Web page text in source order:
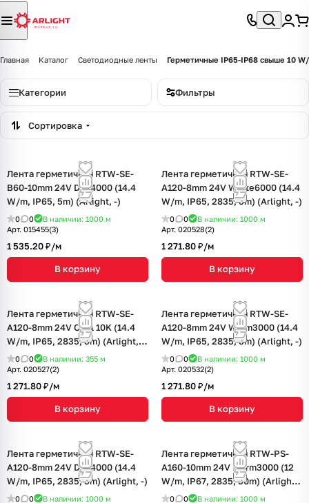
Главная Каталог Светодиодные ленты Герметичные IP65-IP68 свыше 10
Категории Фильтры
Сортировка
Лента герметичная RTW-SE-
B60-10mm 24V Day4000 (14.4
W/m, IP65, 5m) (Arlight, -)
0 0 В наличии: 1000 м
Арт. 015455(3)
1 535.20 ₽/м
В корзину
Лента герметичная RTW-SE-
A120-8mm 24V White6000 (14.4
W/m, IP65, 2835, 5m) (Arlight, -)
0 0 В наличии: 1000 м
Арт. 020528(2)
1 271.80 ₽/м
В корзину
Лента герметичная RTW-SE-
A120-8mm 24V Cool 10K (14.4
W/m, IP65, 2835, 5m) (Arlight,
14.4 Вт/м, IP65)
0 0 В наличии: 355 м
Арт. 020527(2)
1 271.80 ₽/м
В корзину
Лента герметичная RTW-SE-
A120-8mm 24V Warm3000 (14.4
W/m, IP65, 2835, 5m) (Arlight, -)
0 0 В наличии: 1000 м
Арт. 020532(2)
1 271.80 ₽/м
В корзину
Лента герметичная RTW-SE-
A120-8mm 24V Day4000 (14.4
W/m, IP65, 2835, 5m) (Arlight, -)
0 0 В наличии: 1000 м
Лента герметичная RTW-PS-
A160-10mm 24V Warm3000 (12
W/m, IP67, 2835, 50m) (Arlight,
12 Вт/м, IP67)
0 0 В наличии: 1000 м